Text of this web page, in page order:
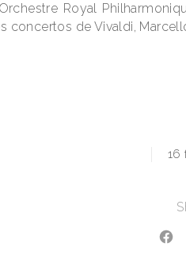
Royal
de Vivaldi,
16